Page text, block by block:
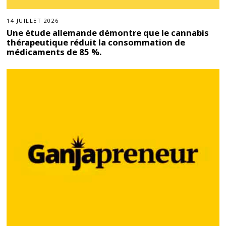
14 JUILLET 2026
Une étude allemande démontre que le cannabis
thérapeutique réduit la consommation de
médicaments de 85 %.